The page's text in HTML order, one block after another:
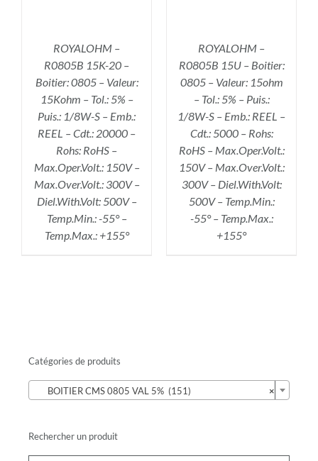
ROYALOHM –
R0805B 15K-20 –
Boitier: 0805 – Valeur:
15Kohm – Tol.: 5% –
Puis.: 1/8W-S – Emb.:
REEL – Cdt.: 20000 –
Rohs: RoHS –
Max.Oper.Volt.: 150V –
Max.Over.Volt.: 300V –
Diel.With.Volt: 500V –
Temp.Min.: -55° –
Temp.Max.: +155°
ROYALOHM –
R0805B 15U – Boitier:
0805 – Valeur: 15ohm
– Tol.: 5% – Puis.:
1/8W-S – Emb.: REEL –
Cdt.: 5000 – Rohs:
RoHS – Max.Oper.Volt.:
150V – Max.Over.Volt.:
300V – Diel.With.Volt:
500V – Temp.Min.:
-55° – Temp.Max.:
+155°
Catégories de produits
×
BOITIER CMS 0805 VAL 5% (151)
Rechercher un produit